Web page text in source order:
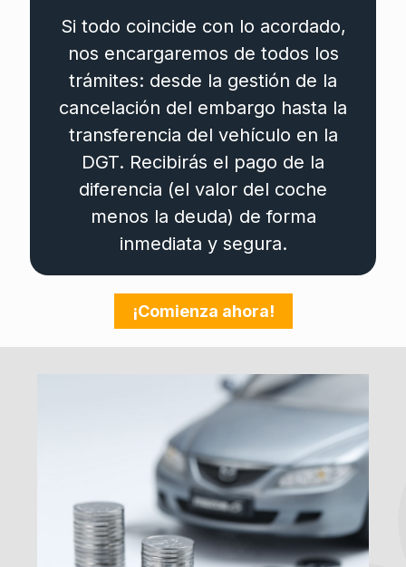
Si todo coincide con lo acordado,
nos encargaremos de todos los
trámites: desde la gestión de la
cancelación del embargo hasta la
transferencia del vehículo en la
DGT. Recibirás el pago de la
diferencia (el valor del coche
menos la deuda) de forma
inmediata y segura.
¡Comienza ahora!